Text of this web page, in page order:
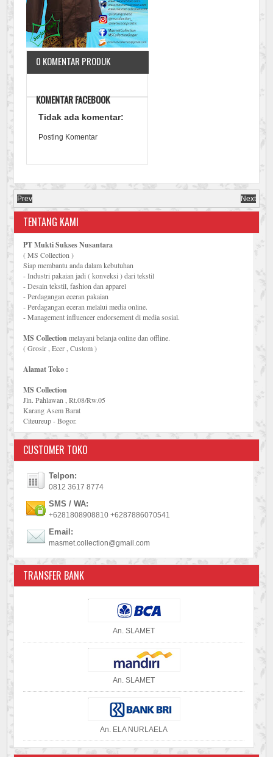
0 KOMENTAR PRODUK
KOMENTAR FACEBOOK
Tidak ada komentar:
Posting Komentar
Prev Next
TENTANG KAMI
PT Mukti Sukses Nusantara
( MS Collection )
Siap membantu anda dalam kebutuhan
- Industri pakaian jadi ( konveksi ) dari tekstil
- Desain tekstil, fashion dan apparel
- Perdagangan eceran pakaian
- Perdagangan eceran melalui media online.
- Management influencer endorsement di media sosial.
MS Collectionmelayani belanja online dan offline.
( Grosir , Ecer , Custom )
Alamat Toko :
MS Collection
Jln. Pahlawan , Rt.08/Rw.05
Karang Asem Barat
Citeureup - Bogor.
CUSTOMER TOKO
Telpon:
0812 3617 8774
SMS / WA:
+6281808908810 +6287886070541
Email:
masmet.collection@gmail.com
TRANSFER BANK
An. SLAMET
An. SLAMET
An. ELA NURLAELA